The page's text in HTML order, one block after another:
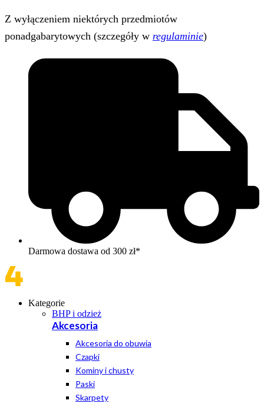
Z wyłączeniem niektórych przedmiotów
ponadgabarytowych (szczegóły w regulaminie)
Darmowa dostawa od 300 zł*
Kategorie
BHP i odzież
Akcesoria
Akcesoria do obuwia
Czapki
Kominy i chusty
Paski
Skarpety